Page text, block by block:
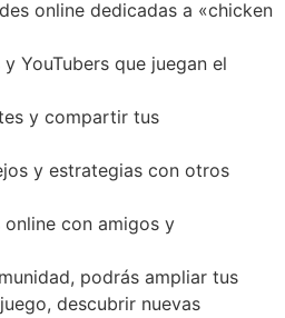
online dedicadas a «chicken
YouTubers que juegan el
y compartir tus
y estrategias con otros
con amigos y
podrás ampliar tus
descubrir nuevas